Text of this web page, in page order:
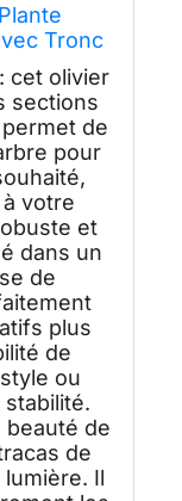
Tronc
pour
Bureau
cet olivier
sections
de
pour
votre
et
dans un
de
plus
de
ou
beauté de
de
Il